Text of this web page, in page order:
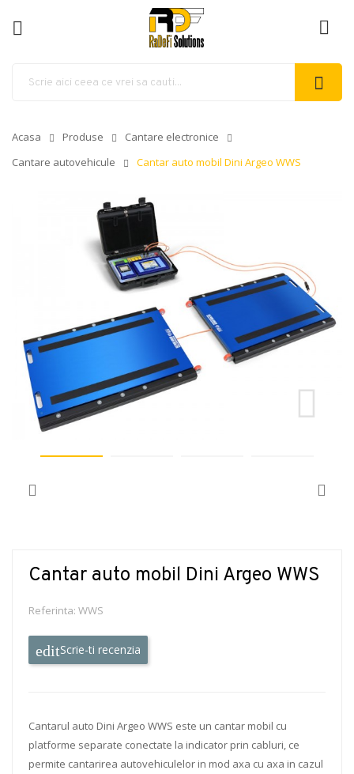
Acasa Produse
Cantare electronice
Cantare autovehicule
Cantar auto mobil Dini Argeo WWS
Cantar auto mobil Dini Argeo WWS
Referinta: WWS
Scrie-ti recenzia
Cantarul auto Dini Argeo WWS este un cantar mobil cu
platforme separate conectate la indicator prin cabluri, ce
permite cantarirea autovehiculelor in mod axa cu axa in cazul